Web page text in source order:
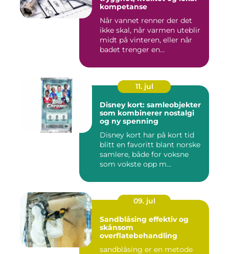
kompetanse
Når vannet renner der det
ikke skal, når varmen uteblir
midt på vinteren, eller når
badet trenger en...
11. jul
Disney kort: samleobjekter
som kombinerer nostalgi
og ny spenning
Disney kort har på kort tid
blitt en favoritt blant norske
samlere, både for voksne
som vokste opp m...
09. jul
Sandblåsing effektiv og
skånsom
overflatebehandling
sandblåsing er en metode